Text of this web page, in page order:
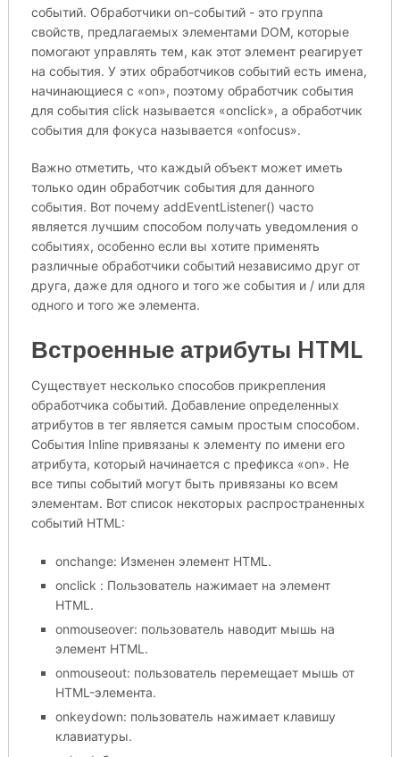
событий. Обработчики on-событий - это группа
свойств, предлагаемых элементами DOM, которые
помогают управлять тем, как этот элемент реагирует
на события. У этих обработчиков событий есть имена,
начинающиеся с «on», поэтому обработчик события
для события click называется «onclick», а обработчик
события для фокуса называется «onfocus».
Важно отметить, что каждый объект может иметь
только один обработчик события для данного
события. Вот почему addEventListener() часто
является лучшим способом получать уведомления о
событиях, особенно если вы хотите применять
различные обработчики событий независимо друг от
друга, даже для одного и того же события и / или для
одного и того же элемента.
Встроенные атрибуты HTML
Существует несколько способов прикрепления
обработчика событий. Добавление определенных
атрибутов в тег является самым простым способом.
События Inline привязаны к элементу по имени его
атрибута, который начинается с префикса «on». Не
все типы событий могут быть привязаны ко всем
элементам. Вот список некоторых распространенных
событий HTML:
onchange: Изменен элемент HTML.
onclick : Пользователь нажимает на элемент
HTML.
onmouseover: пользователь наводит мышь на
элемент HTML.
onmouseout: пользователь перемещает мышь от
HTML-элемента.
onkeydown: пользователь нажимает клавишу
клавиатуры.